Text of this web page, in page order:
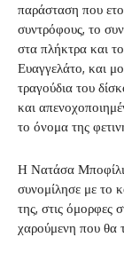
παράσταση που
συντρόφους, το
στα πλήκτρα και
Ευαγγελάτο, και
τραγούδια του
και
το όνομα της
Η Νατάσα
συνομίλησε με το
της, στις όμορφες
χαρούμενη που θα